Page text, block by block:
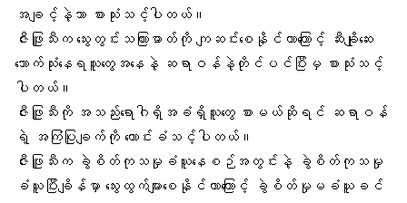
အချင့်နဲ့သာ စားသုံးသင့်ပါတယ်။
ဇီးဖြူသီးက သွေးတွင်းသကြားဓာတ်ကို ကျဆင်းစေနိုင်တာကြောင့် ဆီးချိုဆေး
သောက်သုံးနေရသူတွေအနေနဲ့ ဆရာဝန်နဲ့တိုင်ပင်ပြီးမှ စားသုံးသင့်
ပါတယ်။
ဇီးဖြူသီးကို အသည်းရောဂါရှိအခံရှိသူတွေ စားမယ်ဆိုရင် ဆရာဝန်
ရဲ့ အကြံပြုချက်ကို တောင်းခံသင့်ပါတယ်။
ဇီးဖြူသီးက ခွဲစိတ်ကုသမှုခံယူနေစဉ်အတွင်းနဲ့ ခွဲစိတ်ကုသမှု
ခံယူပြီးချိန်မှာ သွေးထွက်များစေနိုင်တာကြောင့် ခွဲစိတ်မှုမခံယူခင်